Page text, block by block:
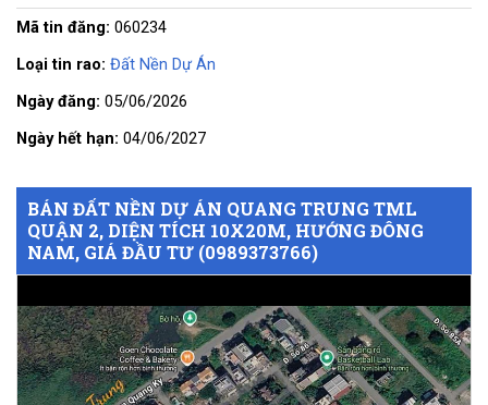
BÁN ĐẤT NỀN DỰ ÁN QUANG TRUNG TML
QUẬN 2, DIỆN TÍCH 10X20M, HƯỚNG ĐÔNG
NAM, GIÁ ĐẦU TƯ (0989373766)
Mã tin đăng: 060234
Loại tin rao: Đất Nền Dự Án
Ngày đăng: 05/06/2026
Ngày hết hạn: 04/06/2027